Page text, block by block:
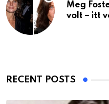
Meg
volt – itt
RECENT POSTS